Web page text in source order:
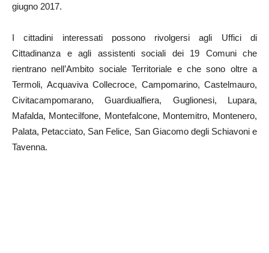
giugno 2017.
I cittadini interessati possono rivolgersi agli Uffici di
Cittadinanza e agli assistenti sociali dei 19 Comuni che
rientrano nell’Ambito sociale Territoriale e che sono oltre a
Termoli, Acquaviva Collecroce, Campomarino, Castelmauro,
Civitacampomarano, Guardiualfiera, Guglionesi, Lupara,
Mafalda, Montecilfone, Montefalcone, Montemitro, Montenero,
Palata, Petacciato, San Felice, San Giacomo degli Schiavoni e
Tavenna.